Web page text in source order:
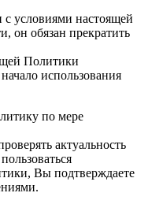
с условиями настоящей
онобязан прекратить
Политики
началоиспользования
по мере
актуальность
Вы подтверждаете